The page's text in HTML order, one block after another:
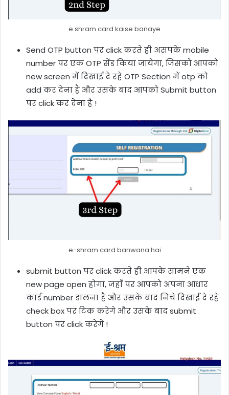
e shram card kaise banaye
Send OTP button पर click करते ही असपके mobile
number पर एक OTP सेंड किया जायेगा, जिसको आपको
new screen में दिखाई दे रहे OTP Section में otp को
add कर देना है और उसके बाद आपको Submit button
पर click कर देना है !
e-shram card banwana hai
submit button पर click करते ही आपके सामने एक
new page open होगा, जहाँ पर आपको अपना आधार
कार्ड number डालना है और उसके बाद निचे दिखाई दे रहे
check box पर टिक करेगे और उसके बाद submit
button पर click करेगे !